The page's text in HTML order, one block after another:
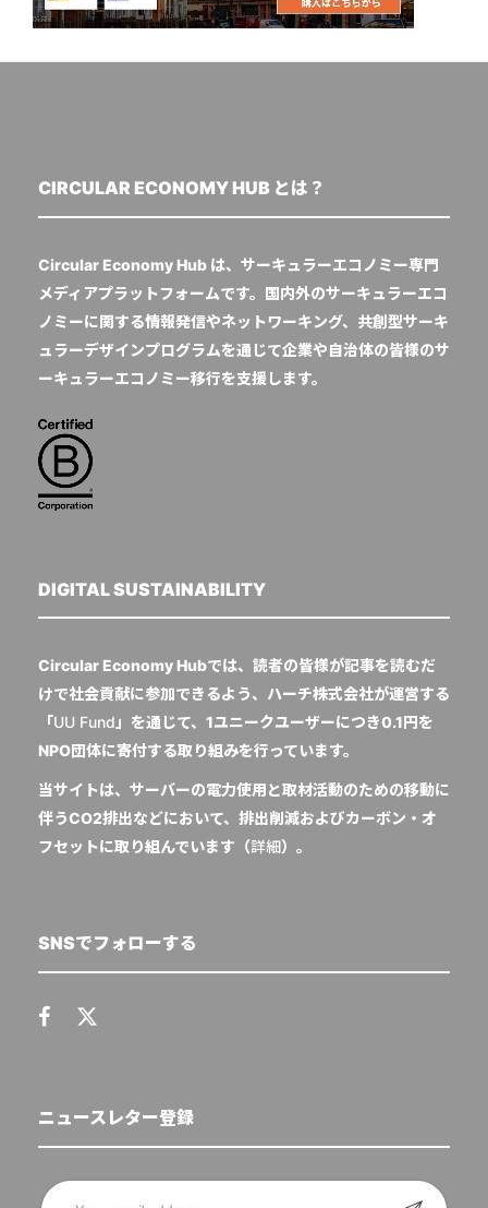
CIRCULAR ECONOMY HUB とは？
Circular Economy Hub は、サーキュラーエコノミー専門
メディアプラットフォームです。国内外のサーキュラーエコ
ノミーに関する情報発信やネットワーキング、共創型サーキ
ュラーデザインプログラムを通じて企業や自治体の皆様のサ
ーキュラーエコノミー移行を支援します。
DIGITAL SUSTAINABILITY
Circular Economy Hubでは、読者の皆様が記事を読むだ
けで社会貢献に参加できるよう、ハーチ株式会社が運営する
「UU Fund 」を通じて、1ユニークユーザーにつき0.1円を
NPO団体に寄付する取り組みを行っています。
当サイトは、サーバーの電力使用と取材活動のための移動に
伴うCO2排出などにおいて、排出削減およびカーボン・オ
フセットに取り組んでいます（詳細）。
SNSでフォローする
ニュースレター登録